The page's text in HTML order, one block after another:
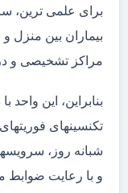
برای علمی ترین،
بیماران بین منزل
مراکز تشخیصی و
بنابراین، این واحد
تکنسینهای
شبانه روز،
و با رعایت ضوابط